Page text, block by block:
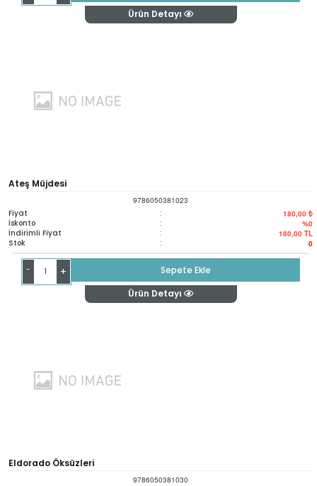
Ürün Detayı
Ateş Müjdesi
9786050381023
Fiyat : 180,00 ₺
İskonto : %0
İndirimli Fiyat : 180,00 TL
Stok : 0
- +
Sepete Ekle
Ürün Detayı
Eldorado Öksüzleri
9786050381030